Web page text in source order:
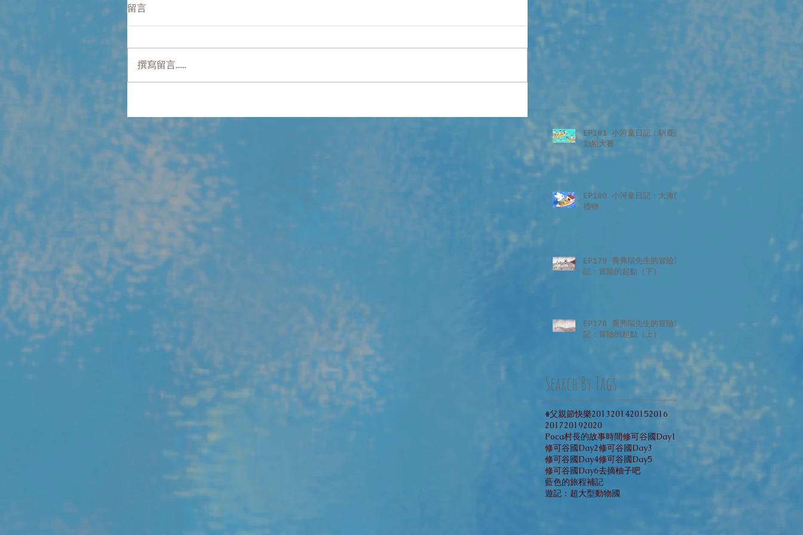
留言
撰寫留言......
EP181 小河童日記：馴鹿盃
划船大賽
EP180 小河童日記：大海的
禮物
EP179 喬弗瑞先生的冒險筆
記：冒險的起點（下）
EP178 喬弗瑞先生的冒險筆
記：冒險的起點（上）
Search By Tags
#父親節快樂2013201420152016
201720192020
Poca村長的故事時間修可谷國Day1
修可谷國Day2修可谷國Day3
修可谷國Day4修可谷國Day5
修可谷國Day6去摘柚子吧
藍色的旅程補記
遊記：超大型動物國